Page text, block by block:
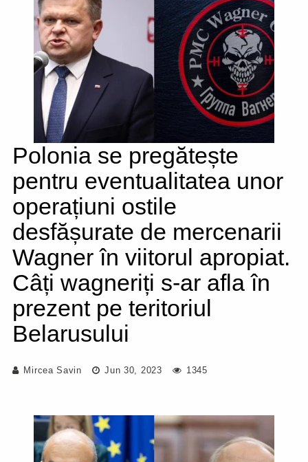
Polonia se pregătește
pentru eventualitatea unor
operațiuni ostile
desfășurate de mercenarii
Wagner în viitorul apropiat.
Câți wagneriți s-ar afla în
prezent pe teritoriul
Belarusului
Mircea Savin Jun 30, 2023 1345